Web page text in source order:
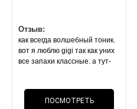
Отзыв:
как всегда волшебный тоник.
вот я люблю gigi так как уних
все запахи классные. а тут-
лосьон(( но это не важно,
эффект- все что описано по
ПОСМОТРЕТЬ